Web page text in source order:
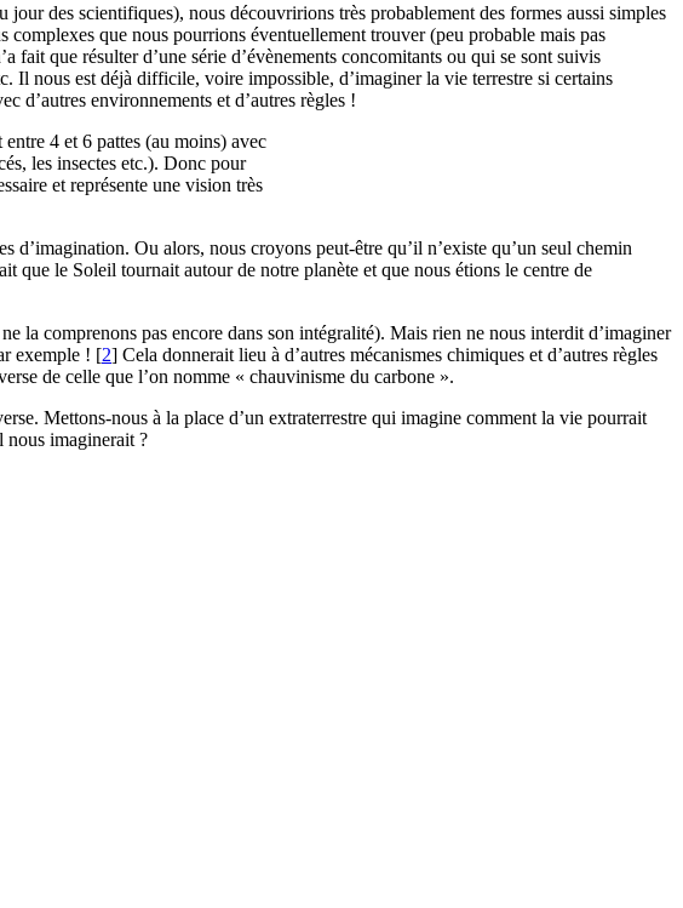
des scientifiques), nous découvririons très probablement des formes aussi simples
que nous pourrions éventuellement trouver (peu probable mais pas
que résulter d’une série d’évènements concomitants ou qui se sont suivis
Il nous est déjà difficile, voire impossible, d’imaginer la vie terrestre si certains
d’autres environnements et d’autres règles !
4 et 6 pattes (au moins) avec
les insectes etc.). Donc pour
et représente une vision très
Ou alors, nous croyons peut-être qu’il n’existe qu’un seul chemin
le Soleil tournait autour de notre planète et que nous étions le centre de
la comprenons pas encore dans son intégralité). Mais rien ne nous interdit d’imaginer
exemple ! [2] Cela donnerait lieu à d’autres mécanismes chimiques et d’autres règles
de celle que l’on nomme « chauvinisme du carbone ».
Mettons-nous à la place d’un extraterrestre qui imagine comment la vie pourrait
nous imaginerait ?